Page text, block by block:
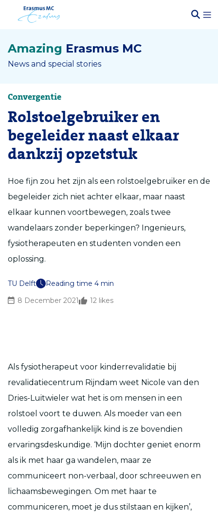
Amazing Erasmus MC
News and special stories
Convergentie
Rolstoelgebruiker en
begeleider naast elkaar
dankzij opzetstuk
Hoe fijn zou het zijn als een rolstoelgebruiker en de
begeleider zich niet achter elkaar, maar naast
elkaar kunnen voortbewegen, zoals twee
wandelaars zonder beperkingen? Ingenieurs,
fysiotherapeuten en studenten vonden een
oplossing.
TU Delft
Reading time 4 min
8 December 2021
12 likes
Als fysiotherapeut voor kinderrevalidatie bij
revalidatiecentrum Rijndam weet Nicole van den
Dries-Luitwieler wat het is om mensen in een
rolstoel voort te duwen. Als moeder van een
volledig zorgafhankelijk kind is ze bovendien
ervaringsdeskundige. ‘Mijn dochter geniet enorm
als ik met haar ga wandelen, maar ze
communiceert non-verbaal, door schreeuwen en
lichaamsbewegingen. Om met haar te
communiceren, moet je dus stilstaan en kijken’,